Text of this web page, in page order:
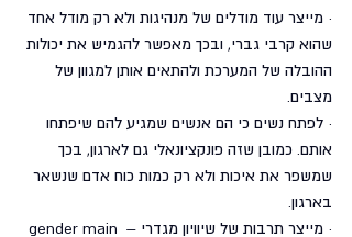
· מייצר עוד מודלים של מנהיגות ולא רק מודל אחד
שהוא קרבי גברי, ובכך מאפשר להגמיש את יכולות
ההובלה של המערכת ולהתאים אותן למגוון של
מצבים.
· לפתח נשים כי הם אנשים שמגיע להם שיפתחו
אותם. כמובן שזה פונקציונאלי גם לארגון, בכך
שמשפר את איכות ולא רק כמות כוח אדם שנשאר
בארגון.
· מייצר תרבות של שיוויון מגדרי – gender main